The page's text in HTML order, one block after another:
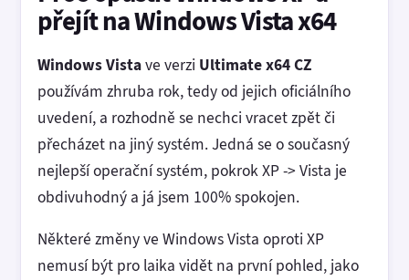
přejít na Windows Vista x64
Windows Vistave verzi Ultimate x64 CZ
používám zhruba rok, tedy od jejich oficiálního
uvedení, a rozhodně se nechci vracet zpět či
přecházet na jiný systém. Jedná se o současný
nejlepší operační systém, pokrok XP -> Vista je
obdivuhodný a já jsem 100% spokojen.
Některé změny ve Windows Vista oproti XP
nemusí být pro laika vidět na první pohled, jako